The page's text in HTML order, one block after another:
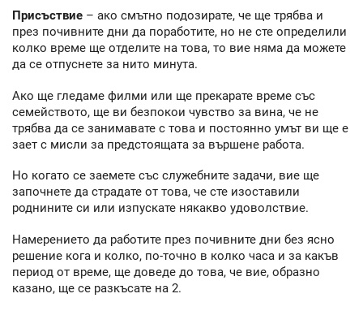
Присъствие – ако смътно подозирате, че ще трябва и
през почивните дни да поработите, но не сте определили
колко време ще отделите на това, то вие няма да можете
да се отпуснете за нито минута.
Ако ще гледаме филми или ще прекарате време със
семейството, ще ви безпокои чувство за вина, че не
трябва да се занимавате с това и постоянно умът ви ще е
зает с мисли за предстоящата за вършене работа.
Но когато се заемете със служебните задачи, вие ще
започнете да страдате от това, че сте изоставили
роднините си или изпускате някакво удоволствие.
Намерението да работите през почивните дни без ясно
решение кога и колко, по-точно в колко часа и за какъв
период от време, ще доведе до това, че вие, образно
казано, ще се разкъсате на 2.